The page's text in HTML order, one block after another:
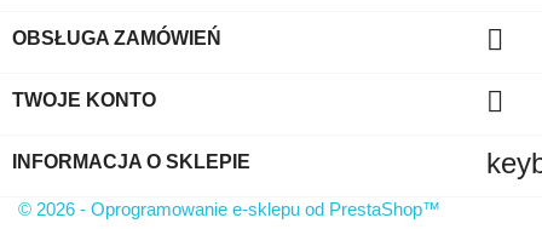
OBSŁUGA ZAMÓWIEŃ 
TWOJE KONTO 
INFORMACJA O SKLEPIE
© 2026 - Oprogramowanie e-sklepu od PrestaShop™